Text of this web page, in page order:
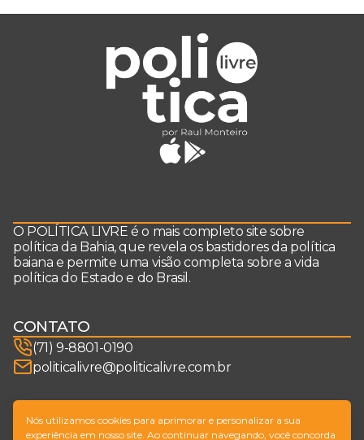
O POLÍTICA LIVRE é o mais completo site sobre
política da Bahia, que revela os bastidores da política
baiana e permite uma visão completa sobre a vida
política do Estado e do Brasil.
CONTATO
(71) 9-8801-0190
politicalivre@politicalivre.com.br
SIGA-NOS
Nós utilizamos cookies para aprimorar e personalizar a sua
experiência em nosso site. Ao continuar navegando, você concorda